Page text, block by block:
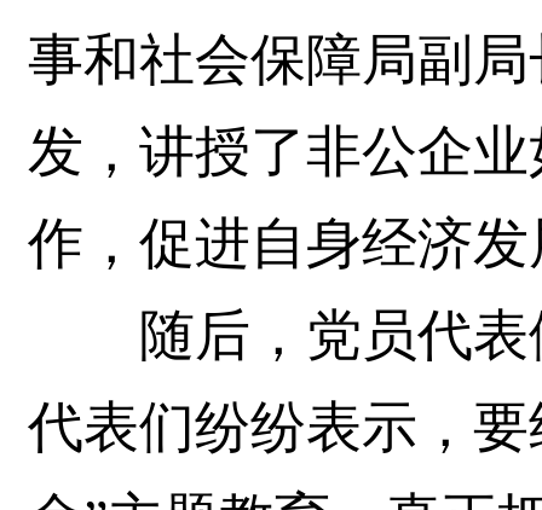
事和社会保障局副
发，讲授了非公企
作，促进自身经济
随后，党员代表
代表们纷纷表示，